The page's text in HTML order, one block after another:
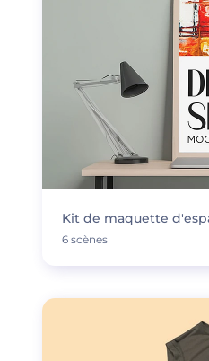
Kit de maquette
6 scènes